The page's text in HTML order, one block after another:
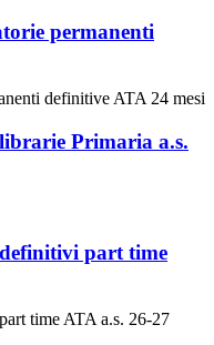
permanenti
definitive ATA 24 mesi
Primaria a.s.
part time
time ATA a.s. 26-27